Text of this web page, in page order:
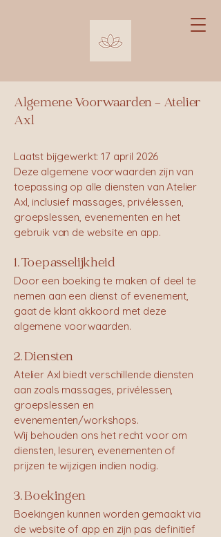
Algemene Voorwaarden – Atelier
Axl
Laatst bijgewerkt: 17 april 2026
Deze algemene voorwaarden zijn van
toepassing op alle diensten van Atelier
Axl, inclusief massages, privélessen,
groepslessen, evenementen en het
gebruik van de website en app.
1. Toepasselijkheid
Door een boeking te maken of deel te
nemen aan een dienst of evenement,
gaat de klant akkoord met deze
algemene voorwaarden.
2. Diensten
Atelier Axl biedt verschillende diensten
aan zoals massages, privélessen,
groepslessen en
evenementen/workshops.
Wij behouden ons het recht voor om
diensten, lesuren, evenementen of
prijzen te wijzigen indien nodig.
3. Boekingen
Boekingen kunnen worden gemaakt via
de website of app en zijn pas definitief